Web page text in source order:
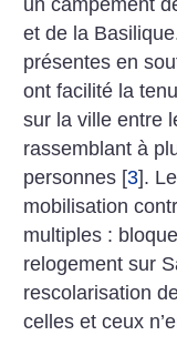
un campement
et de la
présentes en
ont facilité la
sur la ville entre
rassemblant à
personnes [3].
mobilisation
multiples :
relogement sur
rescolarisation
celles et ceux